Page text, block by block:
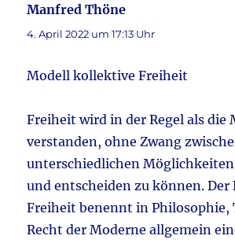
Manfred Thöne
4. April 2022 um 17:13 Uhr
Modell kollektive Freiheit
Freiheit wird in der Regel als die
verstanden, ohne Zwang
unterschiedlichen
und entscheiden zu können. Der
Freiheit benennt in Philosophie,
Recht der Moderne allgemein